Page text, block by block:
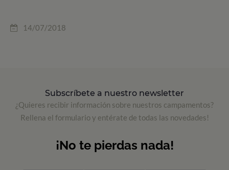
14/07/2018
Subscríbete a nuestro newsletter
¿Quieres recibir información sobre nuestros campamentos?
Rellena el formulario y entérate de todas las novedades!